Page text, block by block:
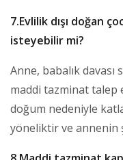
7.Evlilik dışı doğan
isteyebilir mi?
Anne, babalık davası
maddi tazminat talep
doğum nedeniyle
yöneliktir ve annenin